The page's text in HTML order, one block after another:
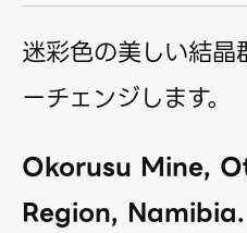
迷彩色の美しい結
ーチェンジします。
Okorusu Mine,
Region, Namibia.